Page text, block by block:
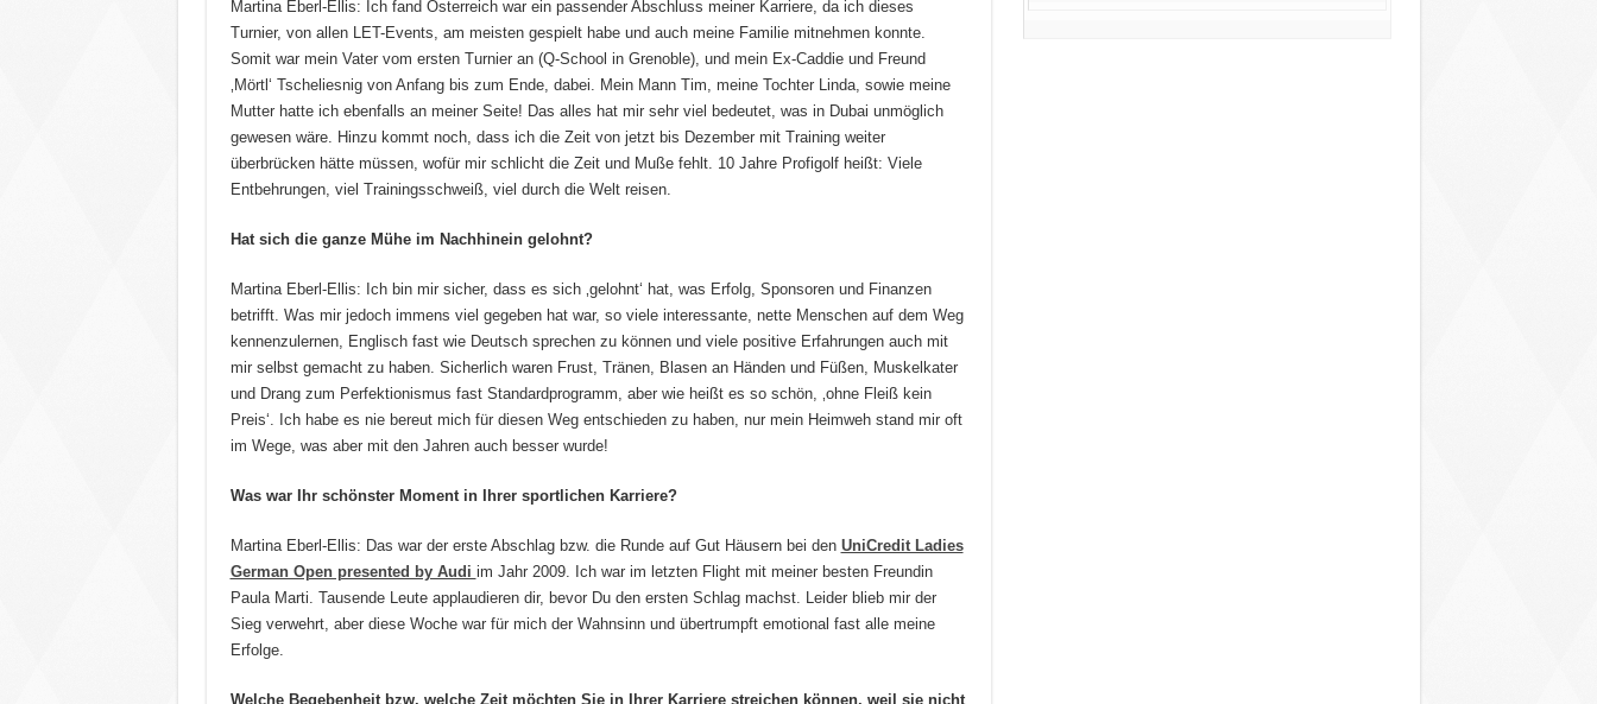
Martina Eberl-Ellis: Ich fand Österreich war ein passender Abschluss meiner Karriere, da ich dieses
Turnier, von allen LET-Events, am meisten gespielt habe und auch meine Familie mitnehmen konnte.
Somit war mein Vater vom ersten Turnier an (Q-School in Grenoble), und mein Ex-Caddie und Freund
‚Mörtl‘ Tscheliesnig von Anfang bis zum Ende, dabei. Mein Mann Tim, meine Tochter Linda, sowie meine
Mutter hatte ich ebenfalls an meiner Seite! Das alles hat mir sehr viel bedeutet, was in Dubai unmöglich
gewesen wäre. Hinzu kommt noch, dass ich die Zeit von jetzt bis Dezember mit Training weiter
überbrücken hätte müssen, wofür mir schlicht die Zeit und Muße fehlt. 10 Jahre Profigolf heißt: Viele
Entbehrungen, viel Trainingsschweiß, viel durch die Welt reisen.
Hat sich die ganze Mühe im Nachhinein gelohnt?
Martina Eberl-Ellis: Ich bin mir sicher, dass es sich ‚gelohnt‘ hat, was Erfolg, Sponsoren und Finanzen
betrifft. Was mir jedoch immens viel gegeben hat war, so viele interessante, nette Menschen auf dem Weg
kennenzulernen, Englisch fast wie Deutsch sprechen zu können und viele positive Erfahrungen auch mit
mir selbst gemacht zu haben. Sicherlich waren Frust, Tränen, Blasen an Händen und Füßen, Muskelkater
und Drang zum Perfektionismus fast Standardprogramm, aber wie heißt es so schön, ‚ohne Fleiß kein
Preis‘. Ich habe es nie bereut mich für diesen Weg entschieden zu haben, nur mein Heimweh stand mir oft
im Wege, was aber mit den Jahren auch besser wurde!
Was war Ihr schönster Moment in Ihrer sportlichen Karriere?
Martina Eberl-Ellis: Das war der erste Abschlag bzw. die Runde auf Gut Häusern bei den UniCredit Ladies
German Open presented by Audi im Jahr 2009. Ich war im letzten Flight mit meiner besten Freundin
Paula Marti. Tausende Leute applaudieren dir, bevor Du den ersten Schlag machst. Leider blieb mir der
Sieg verwehrt, aber diese Woche war für mich der Wahnsinn und übertrumpft emotional fast alle meine
Erfolge.
Welche Begebenheit bzw. welche Zeit möchten Sie in Ihrer Karriere streichen können, weil sie nicht